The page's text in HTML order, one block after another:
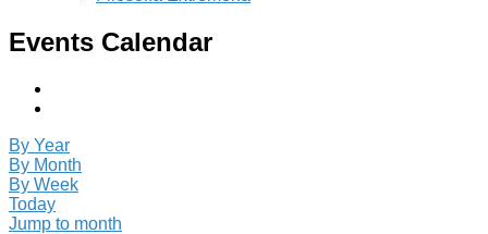
Events Calendar
By Year
By Month
By Week
Today
Jump to month